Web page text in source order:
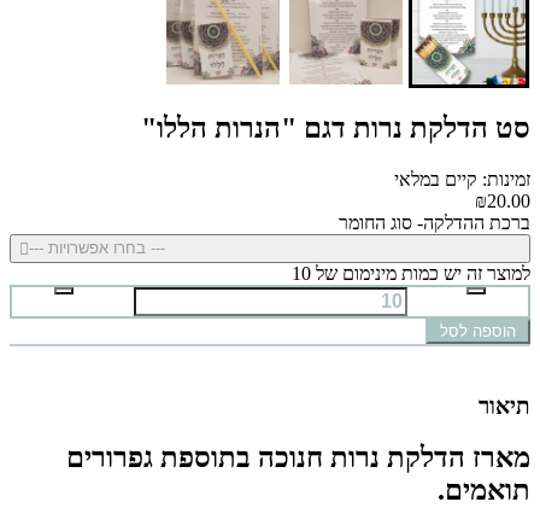
סט הדלקת נרות דגם "הנרות הללו"
זמינות: קיים במלאי
₪20.00
ברכת ההדלקה- סוג החומר
--- בחרו אפשרויות ---
למוצר זה יש כמות מינימום של 10
הוספה לסל
תיאור
מארז הדלקת נרות חנוכה בתוספת גפרורים
תואמים.